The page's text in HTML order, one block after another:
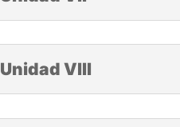
Unidad VIII